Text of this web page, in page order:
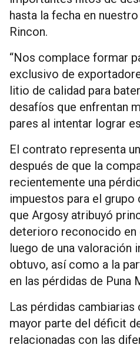
hasta la fecha en
Rincon.
“Nos complace formar
exclusivo de
litio de calidad para
desafíos que enfrentan
pares al intentar lograr
El contrato representa
después de que la
recientemente una
impuestos para el grupo
que Argosy atribuyó
deterioro reconocido en
luego de una valoración
obtuvo, así como a la
en las pérdidas de Puna
Las pérdidas
mayor parte del déficit
relacionadas con las